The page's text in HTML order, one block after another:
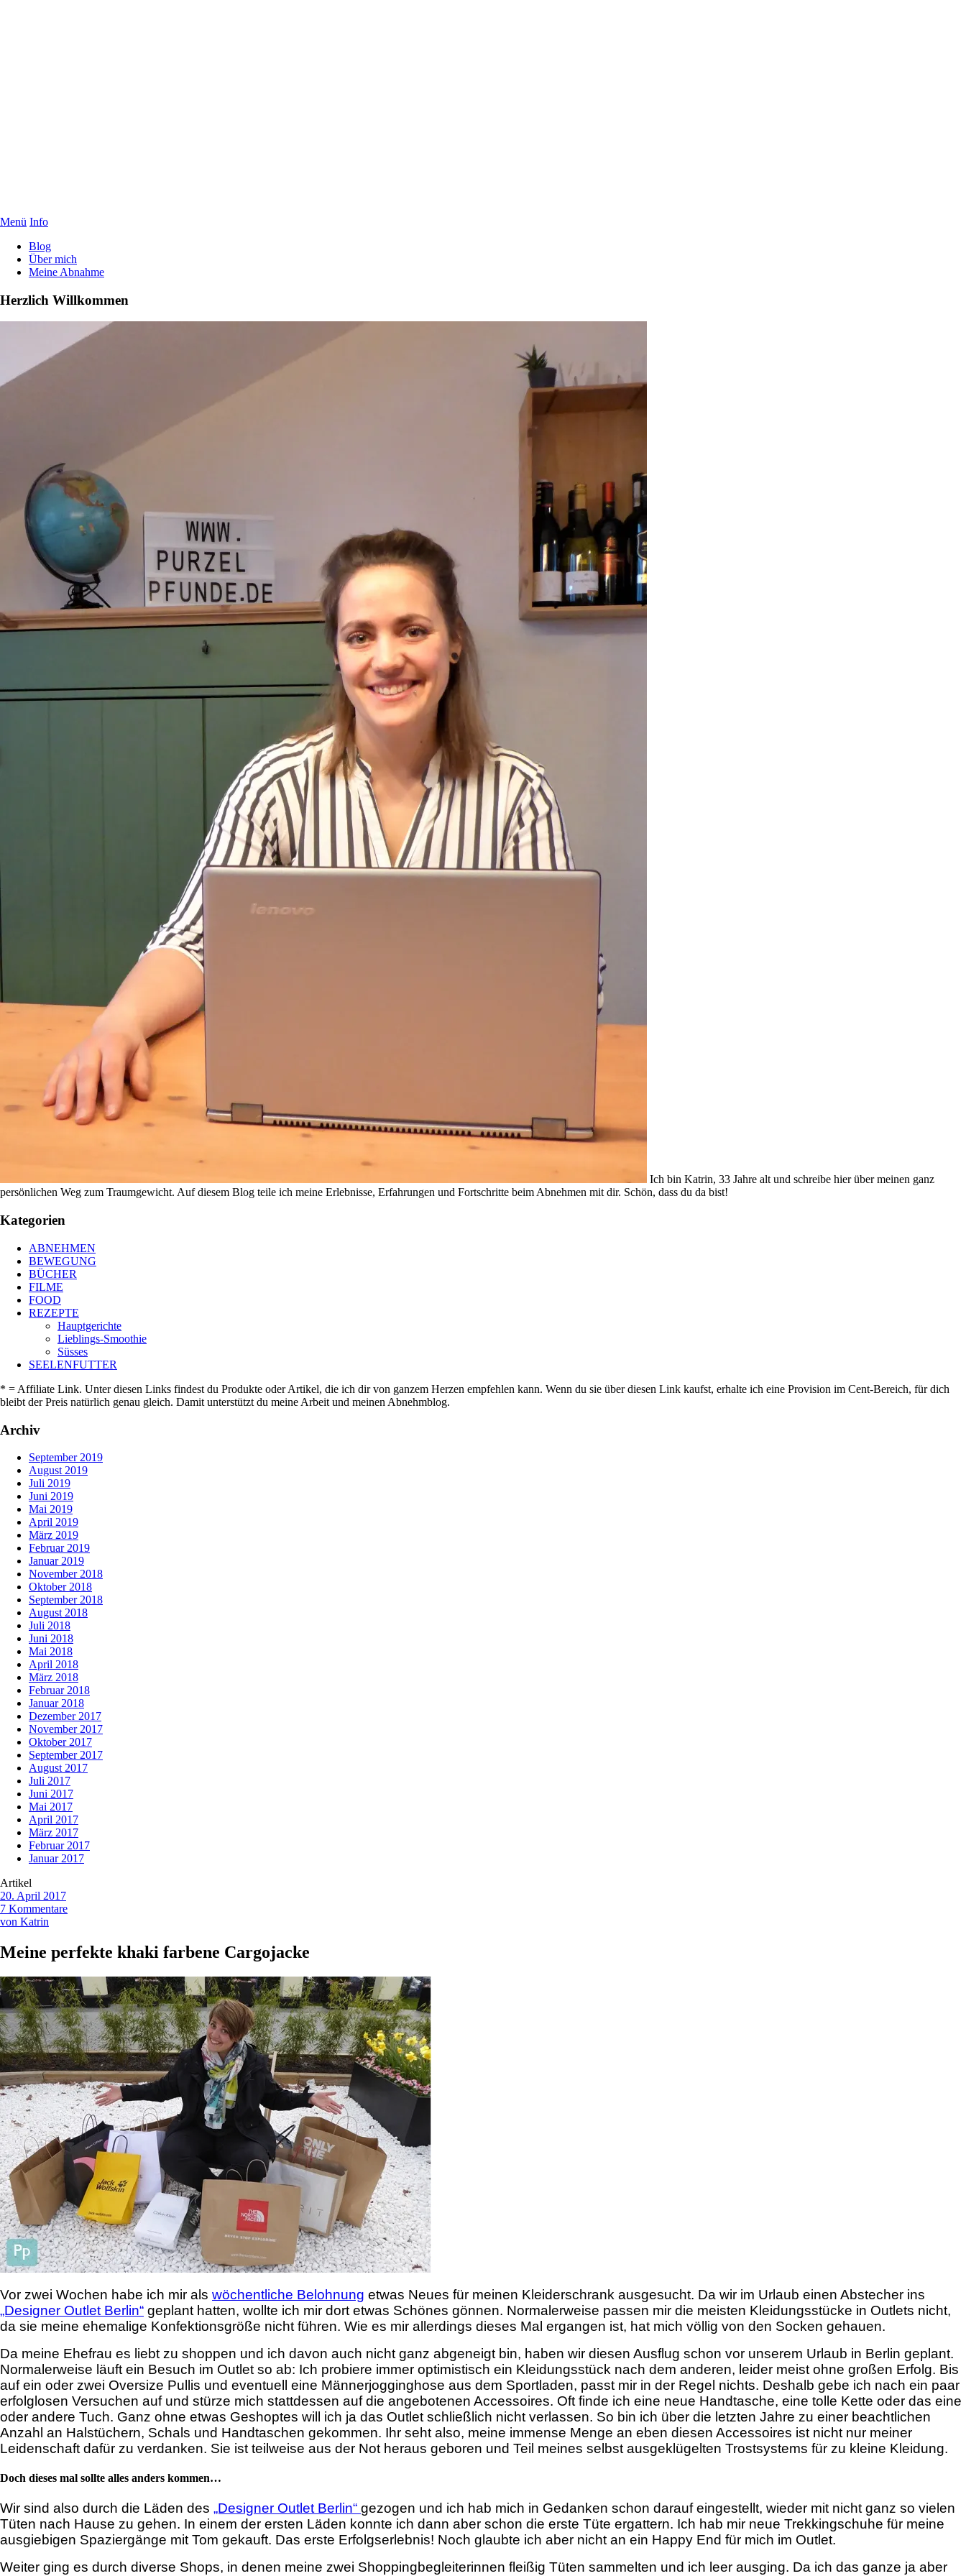
Menü Info
Blog
Über mich
Meine Abnahme
Herzlich Willkommen
Ich bin Katrin, 33 Jahre alt und schreibe hier über meinen ganz
persönlichen Weg zum Traumgewicht. Auf diesem Blog teile ich meine Erlebnisse, Erfahrungen und Fortschritte beim Abnehmen mit dir. Schön, dass du da bist!
Kategorien
ABNEHMEN
BEWEGUNG
BÜCHER
FILME
FOOD
REZEPTE
Hauptgerichte
Lieblings-Smoothie
Süsses
SEELENFUTTER
* = Affiliate Link. Unter diesen Links findest du Produkte oder Artikel, die ich dir von ganzem Herzen empfehlen kann. Wenn du sie über diesen Link kaufst, erhalte ich eine Provision im Cent-Bereich, für dich
bleibt der Preis natürlich genau gleich. Damit unterstützt du meine Arbeit und meinen Abnehmblog.
Archiv
September 2019
August 2019
Juli 2019
Juni 2019
Mai 2019
April 2019
März 2019
Februar 2019
Januar 2019
November 2018
Oktober 2018
September 2018
August 2018
Juli 2018
Juni 2018
Mai 2018
April 2018
März 2018
Februar 2018
Januar 2018
Dezember 2017
November 2017
Oktober 2017
September 2017
August 2017
Juli 2017
Juni 2017
Mai 2017
April 2017
März 2017
Februar 2017
Januar 2017
Artikel
20. April 2017
7 Kommentare
von Katrin
Meine perfekte khaki farbene Cargojacke
Vor zwei Wochen habe ich mir als wöchentliche Belohnung etwas Neues für meinen Kleiderschrank ausgesucht. Da wir im Urlaub einen Abstecher ins
„Designer Outlet Berlin“ geplant hatten, wollte ich mir dort etwas Schönes gönnen. Normalerweise passen mir die meisten Kleidungsstücke in Outlets nicht,
da sie meine ehemalige Konfektionsgröße nicht führen. Wie es mir allerdings dieses Mal ergangen ist, hat mich völlig von den Socken gehauen.
Da meine Ehefrau es liebt zu shoppen und ich davon auch nicht ganz abgeneigt bin, haben wir diesen Ausflug schon vor unserem Urlaub in Berlin geplant.
Normalerweise läuft ein Besuch im Outlet so ab: Ich probiere immer optimistisch ein Kleidungsstück nach dem anderen, leider meist ohne großen Erfolg. Bis
auf ein oder zwei Oversize Pullis und eventuell eine Männerjogginghose aus dem Sportladen, passt mir in der Regel nichts. Deshalb gebe ich nach ein paar
erfolglosen Versuchen auf und stürze mich stattdessen auf die angebotenen Accessoires. Oft finde ich eine neue Handtasche, eine tolle Kette oder das eine
oder andere Tuch. Ganz ohne etwas Geshoptes will ich ja das Outlet schließlich nicht verlassen. So bin ich über die letzten Jahre zu einer beachtlichen
Anzahl an Halstüchern, Schals und Handtaschen gekommen. Ihr seht also, meine immense Menge an eben diesen Accessoires ist nicht nur meiner
Leidenschaft dafür zu verdanken. Sie ist teilweise aus der Not heraus geboren und Teil meines selbst ausgeklügelten Trostsystems für zu kleine Kleidung.
Doch dieses mal sollte alles anders kommen…
Wir sind also durch die Läden des „Designer Outlet Berlin“ gezogen und ich hab mich in Gedanken schon darauf eingestellt, wieder mit nicht ganz so vielen
Tüten nach Hause zu gehen. In einem der ersten Läden konnte ich dann aber schon die erste Tüte ergattern. Ich hab mir neue Trekkingschuhe für meine
ausgiebigen Spaziergänge mit Tom gekauft. Das erste Erfolgserlebnis! Noch glaubte ich aber nicht an ein Happy End für mich im Outlet.
Weiter ging es durch diverse Shops, in denen meine zwei Shoppingbegleiterinnen fleißig Tüten sammelten und ich leer ausging. Da ich das ganze ja aber